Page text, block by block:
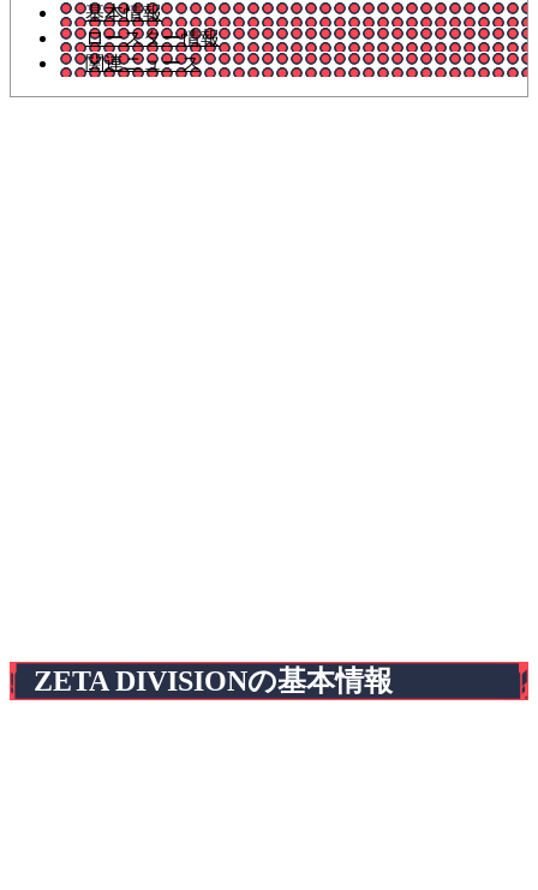
基本情報
ロースター情報
関連ニュース
ZETA DIVISIONの基本情報